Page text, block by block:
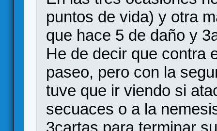
puntos de vida) y otra
que hace 5 de daño y
He de decir que contra
paseo, pero con la
tuve que ir viendo si
secuaces o a la
3cartas para terminar